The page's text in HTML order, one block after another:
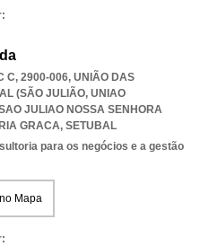
C, 2900-006, UNIÃO DAS
(SÃO JULIÃO, UNIAO
JULIAO NOSSA SENHORA
GRACA, SETUBAL
para os negócios e a gestão
Mapa